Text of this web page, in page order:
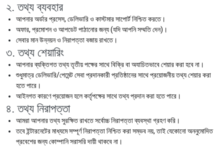
২. তথ্য ব্যবহার
আপনার অর্ডার প্রসেস, ডেলিভারি ও কাস্টমার সাপোর্ট নিশ্চিত করতে।
অফার, প্রমোশন ও আপডেট পাঠানোর জন্য (যদি আপনি সম্মতি দেন)।
সেবার মান উন্নয়ন ও নিরাপত্তা বজায় রাখতে।
৩. তথ্য শেয়ারিং
আপনার ব্যক্তিগত তথ্য তৃতীয় পক্ষের সাথে বিক্রি বা অযাচিতভাবে শেয়ার করা হবে না।
শুধুমাত্র ডেলিভারি/পেমেন্ট সেবা প্রদানকারী প্রতিষ্ঠানের সাথে প্রয়োজনীয় তথ্য শেয়ার করা
হতে পারে।
আইনগত কারণে প্রয়োজন হলে কর্তৃপক্ষের সাথে তথ্য প্রদান করা হতে পারে।
৪. তথ্য নিরাপত্তা
আমরা আপনার তথ্য সুরক্ষিত রাখতে সর্বোচ্চ নিরাপত্তা ব্যবস্থা গ্রহণ করি।
তবে ইন্টারনেটের মাধ্যমে সম্পূর্ণ নিরাপত্তা নিশ্চিত করা সম্ভব নয়, তাই যেকোনো অননুমোদিত
প্রবেশের জন্য কোম্পানি সরাসরি দায়ী থাকবে না।